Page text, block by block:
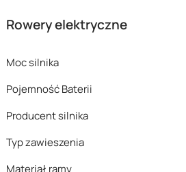
Rowery elektryczne
Moc silnika
Pojemność Baterii
Producent silnika
Typ zawieszenia
Materiał ramy